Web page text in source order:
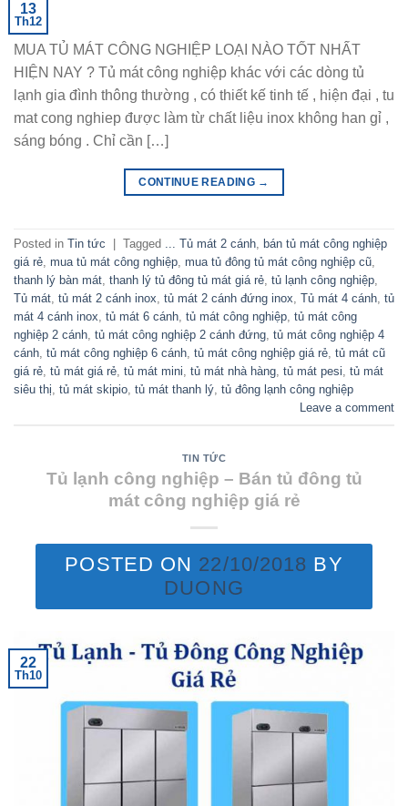
13
Th12
MUA TỦ MÁT CÔNG NGHIỆP LOẠI NÀO TỐT NHẤT
HIỆN NAY ? Tủ mát công nghiệp khác với các dòng tủ
lạnh gia đình thông thường , có thiết kế tinh tế , hiện đại , tu
mat cong nghiep được làm từ chất liệu inox không han gỉ ,
sáng bóng . Chỉ cần […]
CONTINUE READING →
Posted in Tin tức Tagged ... Tủ mát 2 cánh
bán tủ mát công nghiệp
giá rẻ mua tủ mát công nghiệp mua tủ đông tủ mát công nghiệp cũ
thanh lý bàn mát thanh lý tủ đông tủ mát giá rẻ tủ lạnh công nghiệp
Tủ mát tủ mát 2 cánh inox tủ mát 2 cánh đứng inox Tủ mát 4 cánh tủ
mát 4 cánh inox tủ mát 6 cánh tủ mát công nghiệp tủ mát công
nghiệp 2 cánh tủ mát công nghiệp 2 cánh đứng tủ mát công nghiệp 4
cánh tủ mát công nghiệp 6 cánh tủ mát công nghiệp giá rẻ tủ mát cũ
giá rẻ tủ mát giá rẻ tủ mát mini tủ mát nhà hàng tủ mát pesi tủ mát
siêu thị tủ mát skipio tủ mát thanh lý tủ đông lạnh công nghiệp
Leave a comment
TIN TỨC
Tủ lạnh công nghiệp – Bán tủ đông tủ
mát công nghiệp giá rẻ
POSTED ON 22/10/2018 BY
DUONG
22
Th10